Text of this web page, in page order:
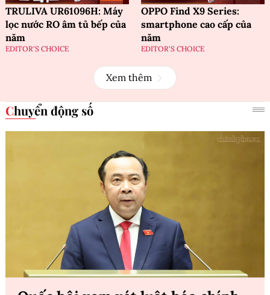
TRULIVA UR61096H: Máy
lọc nước RO âm tủ bếp của
năm
EDITOR'S CHOICE
OPPO Find X9 Series:
smartphone cao cấp của
năm
EDITOR'S CHOICE
Xem thêm
Chuyển động số